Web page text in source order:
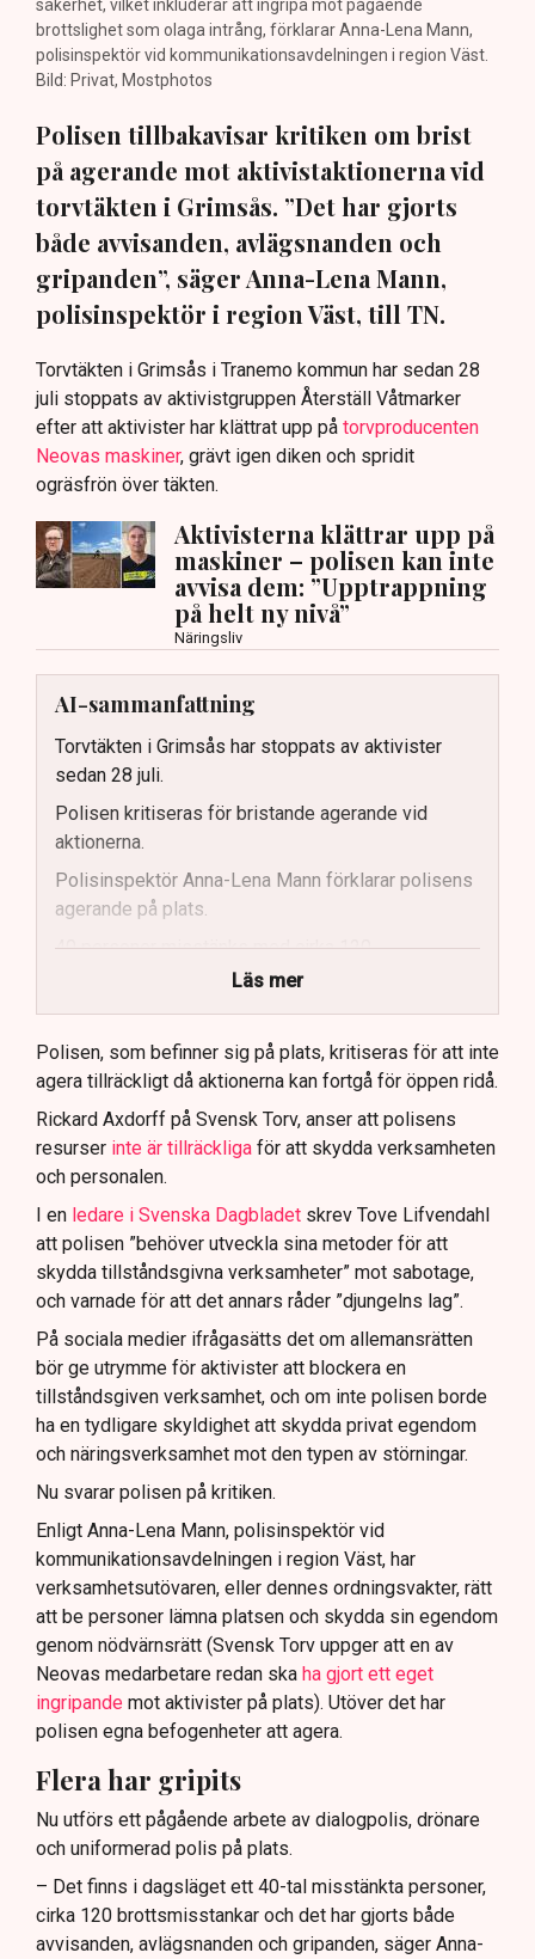
säkerhet, vilket inkluderar att ingripa mot pågående
brottslighet som olaga intrång, förklarar Anna-Lena Mann,
polisinspektör vid kommunikationsavdelningen i region Väst.
Bild: Privat, Mostphotos
Polisen tillbakavisar kritiken om brist
på agerande mot aktivistaktionerna vid
torvtäkten i Grimsås. ”Det har gjorts
både avvisanden, avlägsnanden och
gripanden”, säger Anna-Lena Mann,
polisinspektör i region Väst, till TN.
Torvtäkten i Grimsås i Tranemo kommun har sedan 28
juli stoppats av aktivistgruppen Återställ Våtmarker
efter att aktivister har klättrat upp på torvproducenten
Neovas maskiner, grävt igen diken och spridit
ogräsfrön över täkten.
Aktivisterna klättrar upp på
maskiner – polisen kan inte
avvisa dem: ”Upptrappning
på helt ny nivå”
Näringsliv
AI-sammanfattning
Torvtäkten i Grimsås har stoppats av aktivister
sedan 28 juli.
Polisen kritiseras för bristande agerande vid
aktionerna.
Polisinspektör Anna-Lena Mann förklarar polisens
agerande på plats.
40 personer misstänks med cirka 120
brottsmisstankar kopplade.
Polisen använder drönare och uniformerad polis
för att dokumentera bevis.
Samtidigt är polisarbetet komplext när det gäller
att navigera juridiska rättigheter och gränser.
Läs mer
Polisen, som befinner sig på plats, kritiseras för att inte
agera tillräckligt då aktionerna kan fortgå för öppen ridå.
Rickard Axdorff på Svensk Torv, anser att polisens
resurser inte är tillräckliga för att skydda verksamheten
och personalen.
I en ledare i Svenska Dagbladet skrev Tove Lifvendahl
att polisen ”behöver utveckla sina metoder för att
skydda tillståndsgivna verksamheter” mot sabotage,
och varnade för att det annars råder ”djungelns lag”.
På sociala medier ifrågasätts det om allemansrätten
bör ge utrymme för aktivister att blockera en
tillståndsgiven verksamhet, och om inte polisen borde
ha en tydligare skyldighet att skydda privat egendom
och näringsverksamhet mot den typen av störningar.
Nu svarar polisen på kritiken.
Enligt Anna-Lena Mann, polisinspektör vid
kommunikationsavdelningen i region Väst, har
verksamhetsutövaren, eller dennes ordningsvakter, rätt
att be personer lämna platsen och skydda sin egendom
genom nödvärnsrätt (Svensk Torv uppger att en av
Neovas medarbetare redan ska ha gjort ett eget
ingripande mot aktivister på plats). Utöver det har
polisen egna befogenheter att agera.
Flera har gripits
Nu utförs ett pågående arbete av dialogpolis, drönare
och uniformerad polis på plats.
– Det finns i dagsläget ett 40-tal misstänkta personer,
cirka 120 brottsmisstankar och det har gjorts både
avvisanden, avlägsnanden och gripanden, säger Anna-